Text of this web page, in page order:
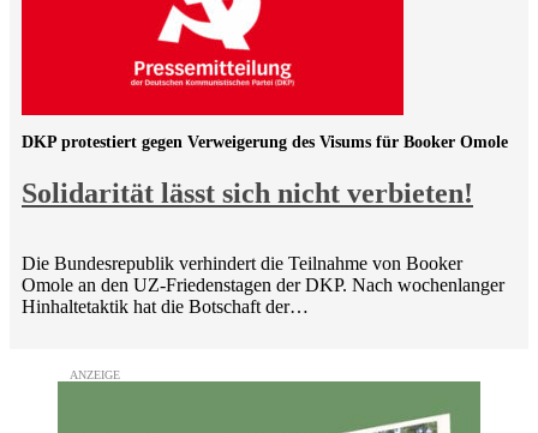
Solidarität lässt sich nicht verbieten!
DKP protestiert gegen Verweigerung des Visums für Booker Omole
Die Bundesrepublik verhindert die Teilnahme von Booker
Omole an den UZ-Friedenstagen der DKP. Nach wochenlanger
Hinhaltetaktik hat die Botschaft der…